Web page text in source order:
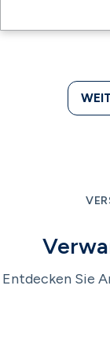
Entdecken Sie